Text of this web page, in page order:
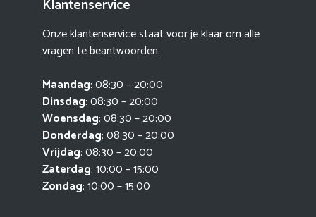
Klantenservice
Onze klantenservice staat voor je klaar om alle
vragen te beantwoorden.
Maandag: 08:30 – 20:00
Dinsdag: 08:30 – 20:00
Woensdag: 08:30 – 20:00
Donderdag: 08:30 – 20:00
Vrijdag: 08:30 – 20:00
Zaterdag: 10:00 – 15:00
Zondag: 10:00 – 15:00